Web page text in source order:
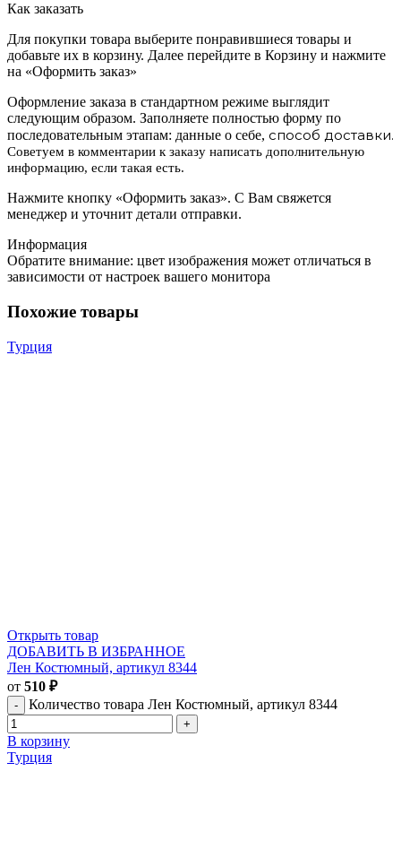
Как заказать
Для покупки товара выберите понравившиеся товары и
добавьте их в корзину. Далее перейдите в Корзину и нажмите
на «Оформить заказ»
Оформление заказа в стандартном режиме выглядит
следующим образом. Заполняете полностью форму по
последовательным этапам: данные о себе, способ доставки.
Советуем в комментарии к заказу написать дополнительную
информацию, если такая есть.
Нажмите кнопку «Оформить заказ». С Вам свяжется
менеджер и уточнит детали отправки.
Информация
Обратите внимание: цвет изображения может отличаться в
зависимости от настроек вашего монитора
Похожие товары
Турция
Открыть товар
ДОБАВИТЬ В ИЗБРАННОЕ
Лен Костюмный, артикул 8344
от 510 ₽
Количество товара Лен Костюмный, артикул 8344
В корзину
Турция